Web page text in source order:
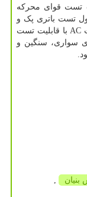
تست قوای محرکه
تست باتری پک و
ادوات الکترونیک قدرت در کنار سلول های تست AC با قابلیت تست
سواری، سنگین و
بنیان